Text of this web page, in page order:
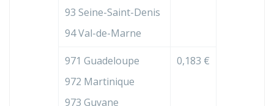
93 Seine-Saint-Denis
94 Val-de-Marne
971 Guadeloupe
972 Martinique
973 Guyane
0,183 €